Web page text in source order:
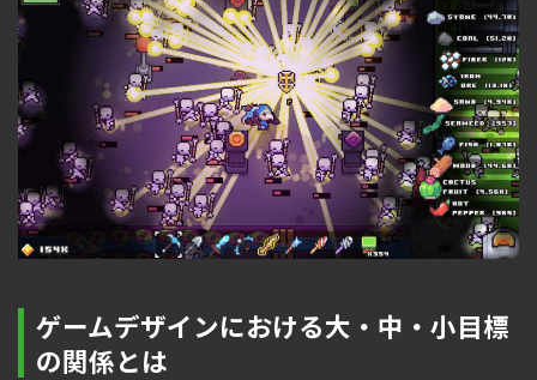
ゲームデザインにおける大・中・小目標
の関係とは